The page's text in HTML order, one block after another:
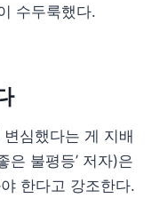
수두룩했다.
심했다는 게 지배
은 불평등’ 저자)은
한다고 강조한다.